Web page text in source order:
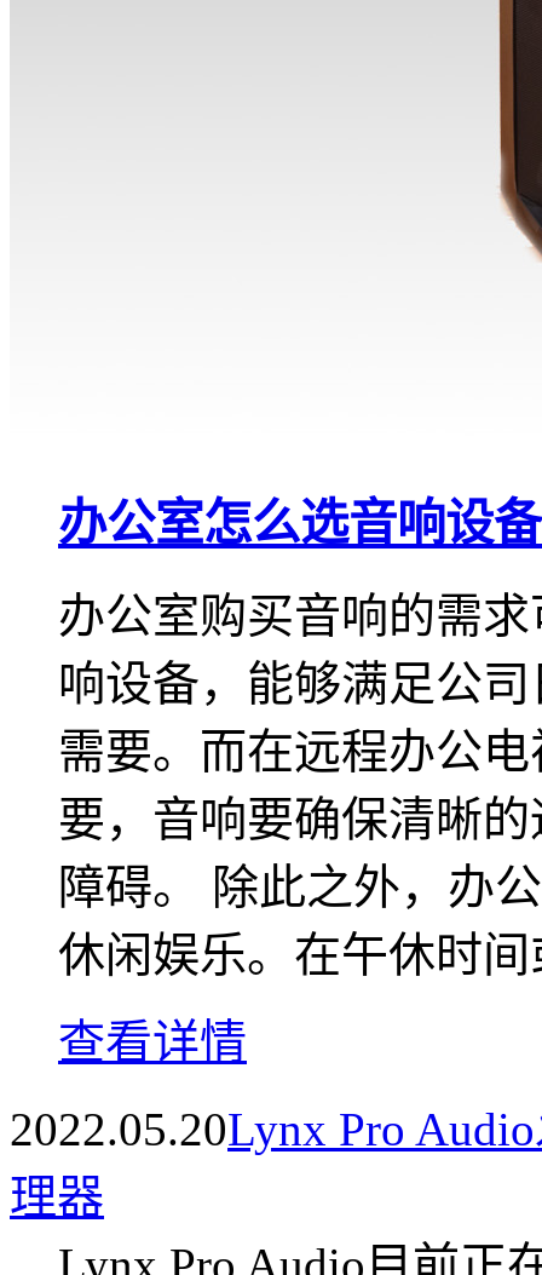
办公室怎么选音响设备
办公室购买音响的需
响设备，能够满足公
需要。而在远程办公
要，音响要确保清晰
障碍。 除此之外，办
休闲娱乐。在午休时
查看详情
2022.05.20Lynx Pro
理器
Lynx Pro Audio目前正